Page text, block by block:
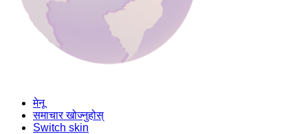
मेनू
समाचार खोज्नुहोस्
Switch skin